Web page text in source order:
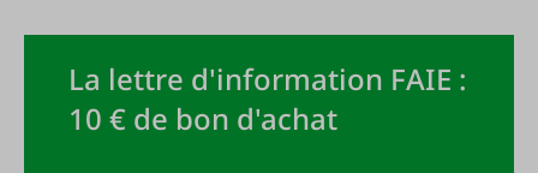
La lettre d'information FAIE :
10 € de bon d'achat